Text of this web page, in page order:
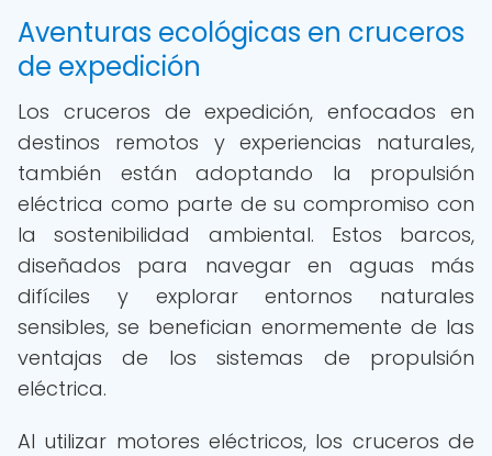
Aventuras ecológicas en cruceros
de expedición
Los cruceros de expedición, enfocados en
destinos remotos y experiencias naturales,
también están adoptando la propulsión
eléctrica como parte de su compromiso con
la sostenibilidad ambiental. Estos barcos,
diseñados para navegar en aguas más
difíciles y explorar entornos naturales
sensibles, se benefician enormemente de las
ventajas de los sistemas de propulsión
eléctrica.
Al utilizar motores eléctricos, los cruceros de